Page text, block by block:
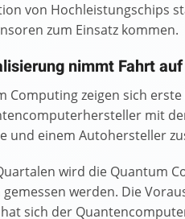
von Hochleistungschips
zum Einsatz kommen.
nimmt Fahrt auf
Computing zeigen sich
mit
und einem Autohersteller
wird die Quantum
werden. Die
sich der